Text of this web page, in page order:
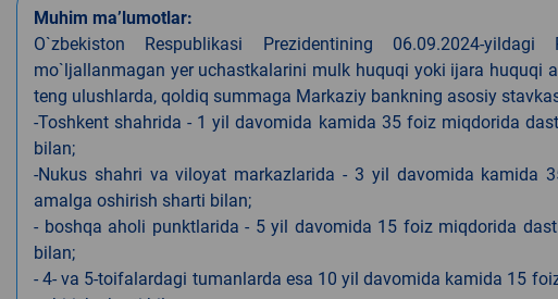
Muhim ma’lumotlar:
O`zbekiston Respublikasi Prezidentining 06.09.2024-
mo`ljallanmagan yer uchastkalarini mulk huquqi yoki ijara huquqi
teng ulushlarda, qoldiq summaga Markaziy bankning asosiy
-Toshkent shahrida - 1 yil davomida kamida 35 foiz miqdorida
bilan;
-Nukus shahri va viloyat markazlarida - 3 yil davomida kamida
amalga oshirish sharti bilan;
- boshqa aholi punktlarida - 5 yil davomida 15 foiz miqdorida
bilan;
- 4- va 5-toifalardagi tumanlarda esa 10 yil davomida kamida 15